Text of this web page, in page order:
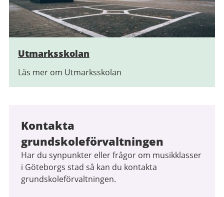
Utmarksskolan
Läs mer om Utmarksskolan
Kontakta
grundskoleförvaltningen
Har du synpunkter eller frågor om musikklasser
i Göteborgs stad så kan du kontakta
grundskoleförvaltningen.